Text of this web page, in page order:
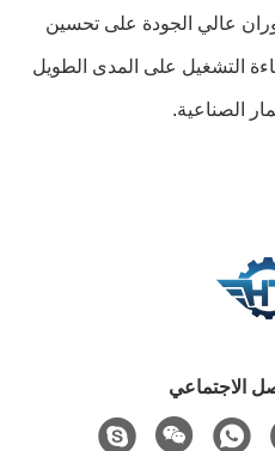
عالي الجودة على تحسين
التشغيل على المدى الطويل
الصناعية.
الاجتماعي